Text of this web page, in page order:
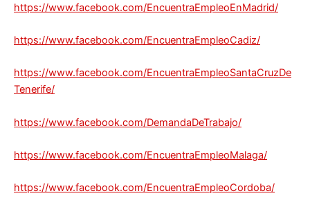
https://www.facebook.com/EncuentraEmpleoEnMadrid/
https://www.facebook.com/EncuentraEmpleoCadiz/
https://www.facebook.com/EncuentraEmpleoSantaCruzDe
Tenerife/
https://www.facebook.com/DemandaDeTrabajo/
https://www.facebook.com/EncuentraEmpleoMalaga/
https://www.facebook.com/EncuentraEmpleoCordoba/